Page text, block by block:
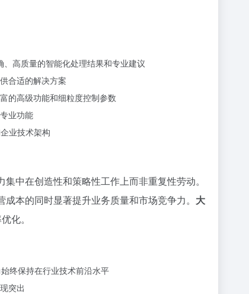
高质量的智能化处理结果和专业建议
合适的解决方案
的高级功能和细粒度控制参数
业功能
业技术架构
中在创造性和策略性工作上而非重复性劳动。
本的同时显著提升业务质量和市场竞争力。 大
化。
终保持在行业技术前沿水平
突出